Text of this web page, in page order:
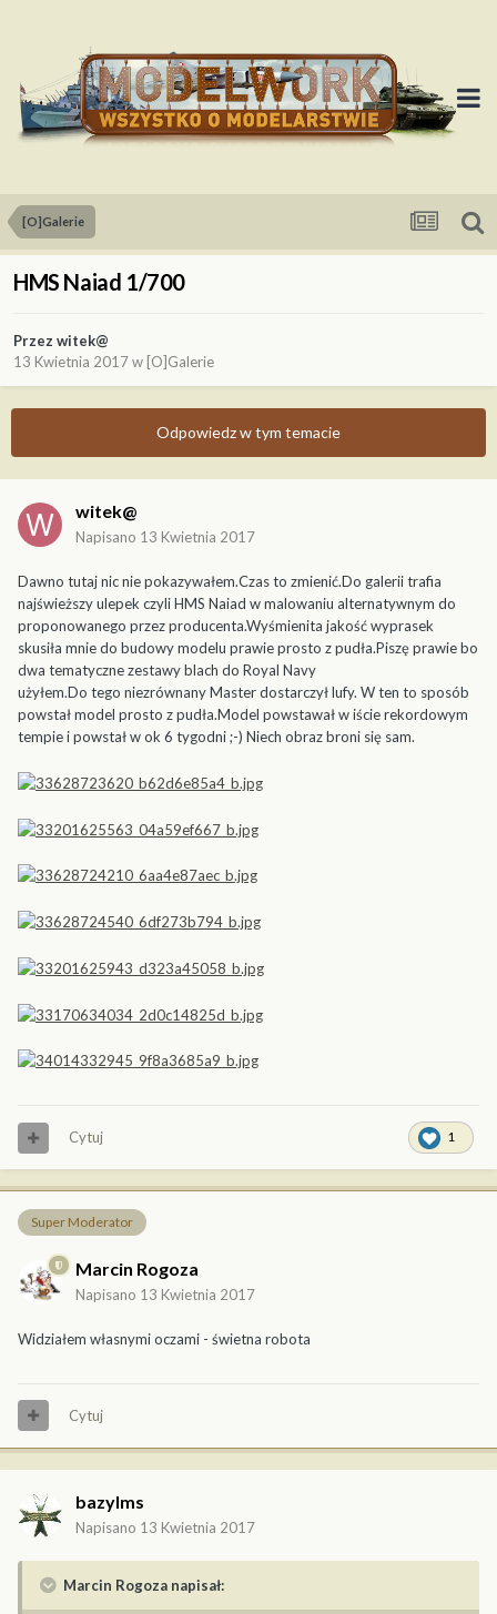
[O]Galerie
HMS Naiad 1/700
Przez witek@
13 Kwietnia 2017w [O]Galerie
Odpowiedz w tym temacie
witek@
Napisano 13 Kwietnia 2017
Dawno tutaj nic nie pokazywałem.Czas to zmienić.Do galerii trafia
najświeższy ulepek czyli HMS Naiad w malowaniu alternatywnym do
proponowanego przez producenta.Wyśmienita jakość wyprasek
skusiła mnie do budowy modelu prawie prosto z pudła.Piszę prawie bo
dwa tematyczne zestawy blach do Royal Navy
użyłem.Do tego niezrównany Master dostarczył lufy. W ten to sposób
powstał model prosto z pudła.Model powstawał w iście rekordowym
tempie i powstał w ok 6 tygodni ;-) Niech obraz broni się sam.
1
Cytuj
Super Moderator
Marcin Rogoza
Napisano 13 Kwietnia 2017
Widziałem własnymi oczami - świetna robota
Cytuj
bazylms
Napisano 13 Kwietnia 2017
Marcin Rogoza napisał: